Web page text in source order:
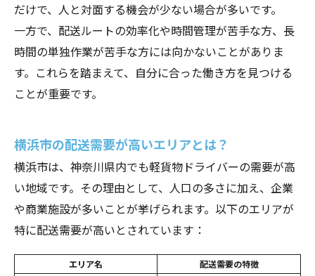
だけで、人と対面する機会が少ない場合が多いです。
一方で、配送ルートの効率化や時間管理が苦手な方、長
時間の単独作業が苦手な方には向かないことがありま
す。これらを踏まえて、自分に合った働き方を見つける
ことが重要です。
横浜市の配送需要が高いエリアとは？
横浜市は、神奈川県内でも軽貨物ドライバーの需要が高
い地域です。その理由として、人口の多さに加え、企業
や商業施設が多いことが挙げられます。以下のエリアが
特に配送需要が高いとされています：
エリア名 配送需要の特徴